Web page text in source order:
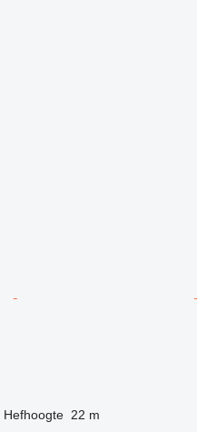
Hefhoogte 22 m